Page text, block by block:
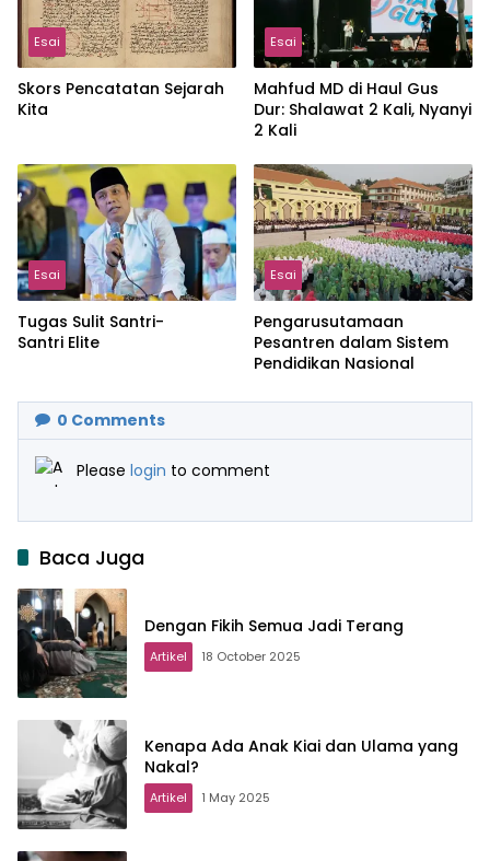
Esai
Skors Pencatatan Sejarah
Kita
Esai
Mahfud MD di Haul Gus
Dur: Shalawat 2 Kali, Nyanyi
2 Kali
Esai
Tugas Sulit Santri-
Santri Elite
Esai
Pengarusutamaan
Pesantren dalam Sistem
Pendidikan Nasional
0 Comments
Please login to comment
Baca Juga
Dengan Fikih Semua Jadi Terang
Artikel 18 October 2025
Kenapa Ada Anak Kiai dan Ulama yang
Nakal?
Artikel 1 May 2025